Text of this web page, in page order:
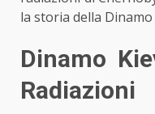
la storia della Dinamo
Dinamo
Radiazioni